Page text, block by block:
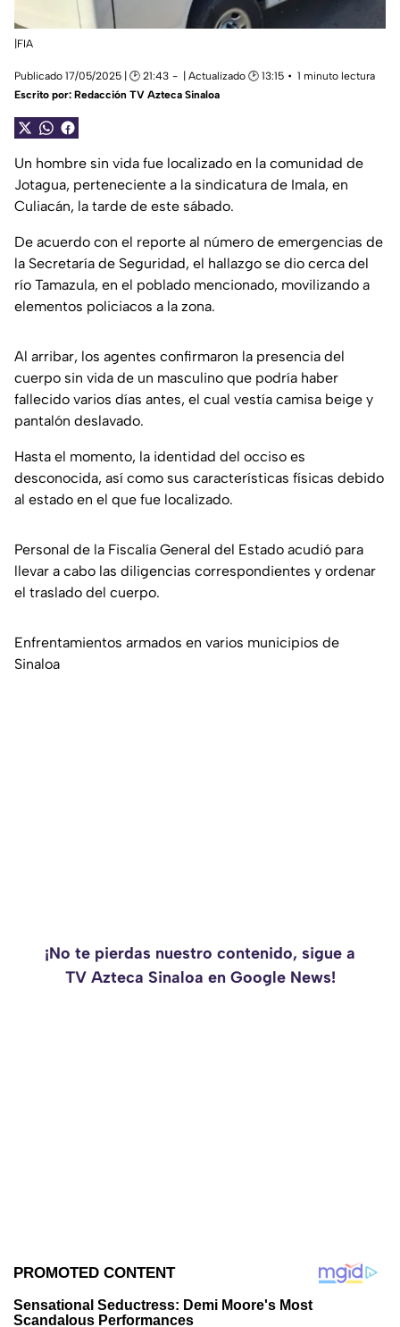
|FIA
Publicado 17/05/2025 | 🕑 21:43 | Actualizado 🕑 13:15
1 minuto lectura
Escrito por: Redacción TV Azteca Sinaloa
Un hombre sin vida fue localizado en la comunidad de
Jotagua, perteneciente a la sindicatura de Imala, en
Culiacán, la tarde de este sábado.
De acuerdo con el reporte al número de emergencias de
la Secretaría de Seguridad, el hallazgo se dio cerca del
río Tamazula, en el poblado mencionado, movilizando a
elementos policiacos a la zona.
Al arribar, los agentes confirmaron la presencia del
cuerpo sin vida de un masculino que podría haber
fallecido varios días antes, el cual vestía camisa beige y
pantalón deslavado.
Hasta el momento, la identidad del occiso es
desconocida, así como sus características físicas debido
al estado en el que fue localizado.
Personal de la Fiscalía General del Estado acudió para
llevar a cabo las diligencias correspondientes y ordenar
el traslado del cuerpo.
Enfrentamientos armados en varios municipios de
Sinaloa
¡No te pierdas nuestro contenido, sigue a
TV Azteca Sinaloa en Google News!